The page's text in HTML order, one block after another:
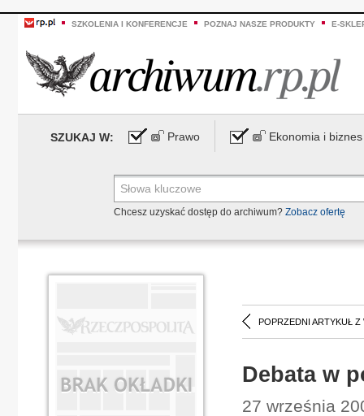
SZKOLENIA I KONFERENCJE POZNAJ NASZE PRODUKTY E-
SZUKAJ W: Prawo Ekonomia i biznes
Chcesz uzyskać dostęp do archiwum? Zobacz ofertę
POPRZEDNI ARTYKUŁ Z
Debata w
27 września